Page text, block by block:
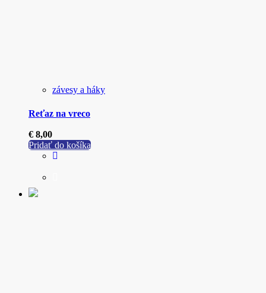
závesy a háky
Reťaz na vreco
€ 8,00
Pridať do košíka